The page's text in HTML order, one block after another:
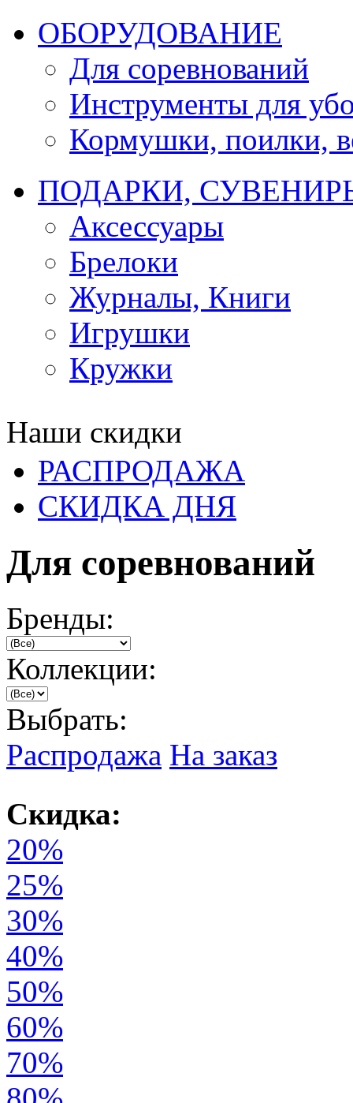
ОБОРУДОВАНИЕ
Для соревнований
Инструменты для
Кормушки, поилки,
ПОДАРКИ,
Аксессуары
Брелоки
Журналы, Книги
Игрушки
Кружки
Наши скидки
РАСПРОДАЖА
СКИДКА ДНЯ
Для соревнований
Бренды:
Коллекции:
Выбрать:
Распродажа На заказ
Скидка:
20%
25%
30%
40%
50%
60%
70%